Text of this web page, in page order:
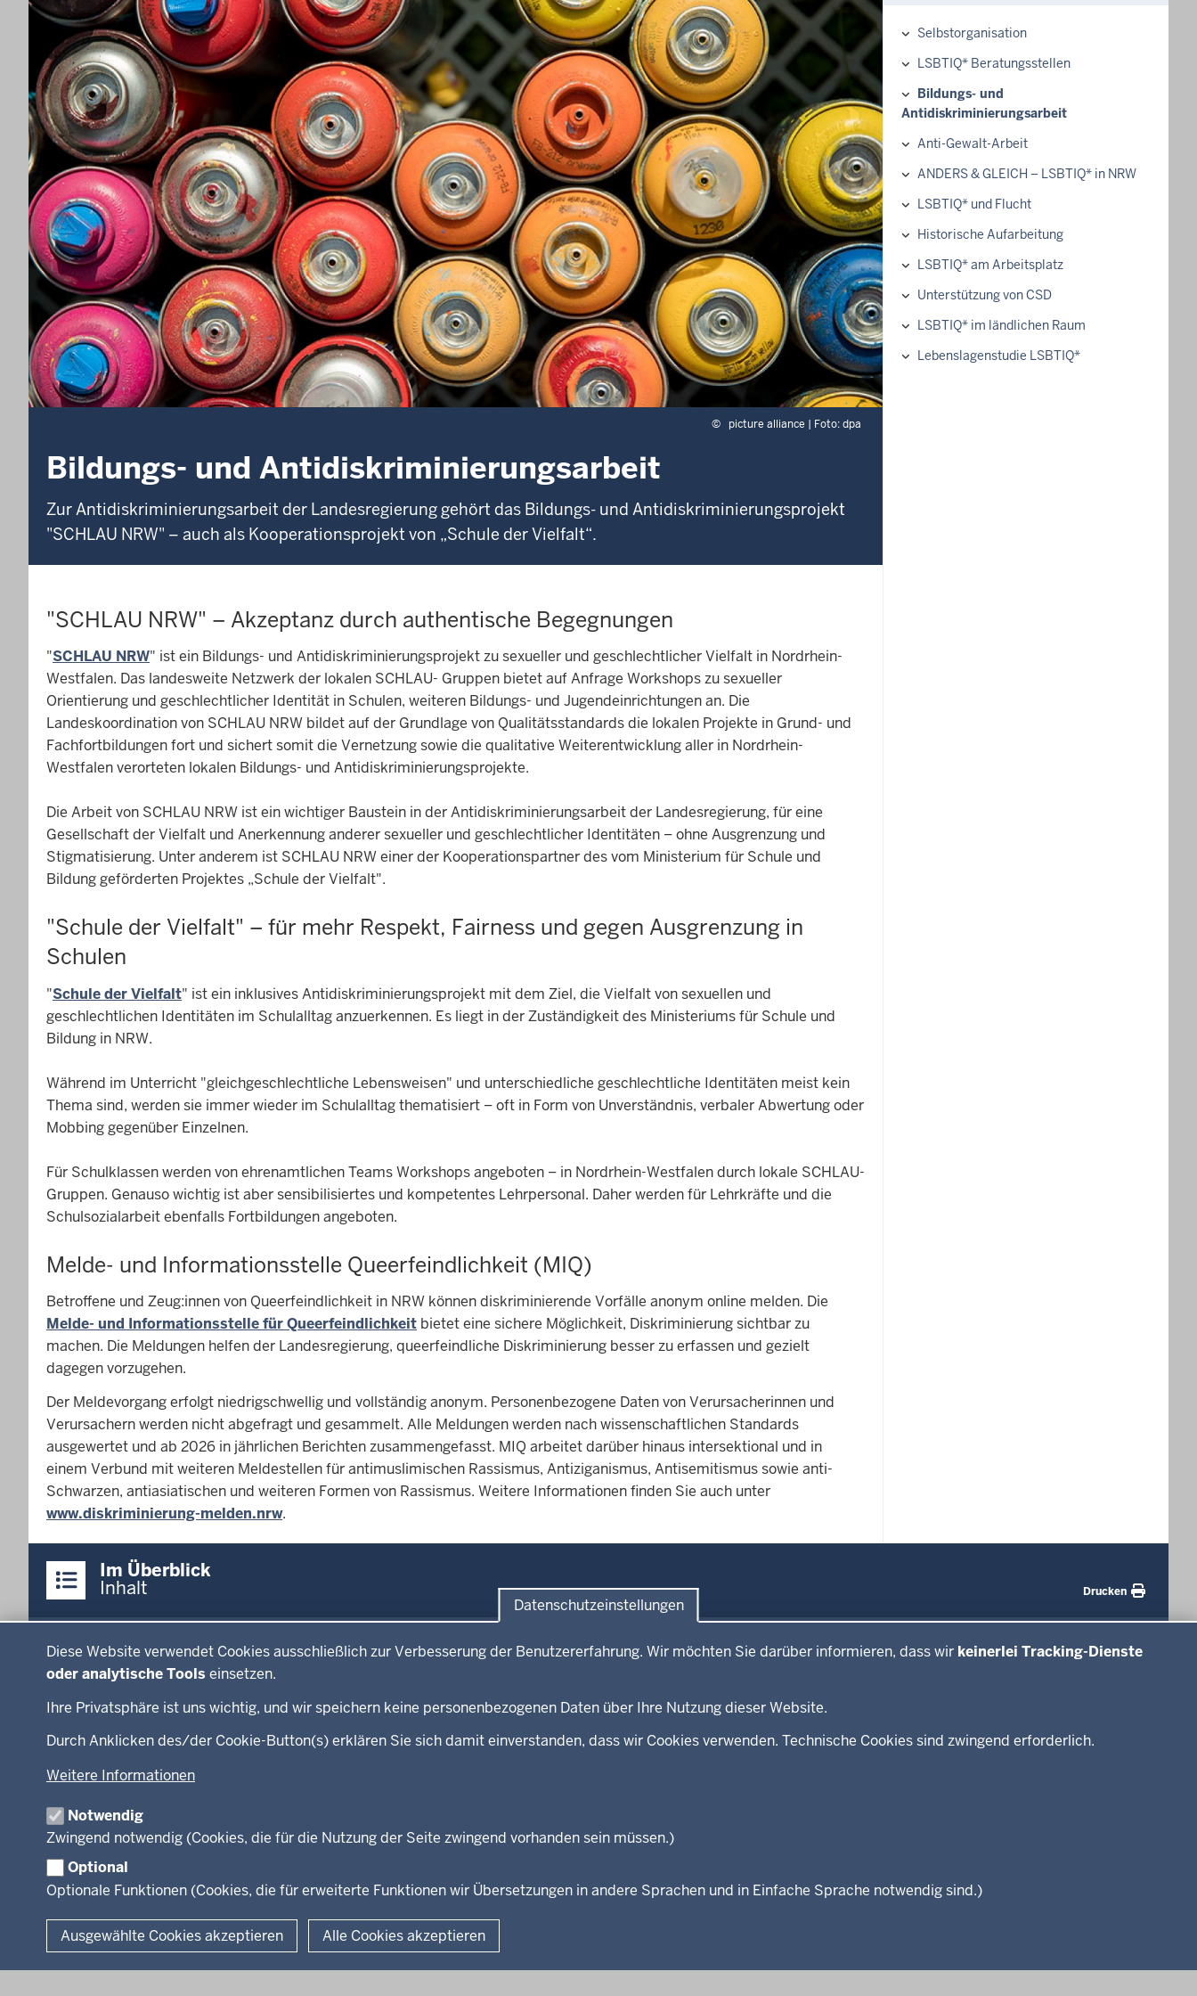
Datenschutzeinstellungen
Diese Website verwendet Cookies ausschließlich zur Verbesserung der Benutzererfahrung. Wir möchten Sie darüber informieren, dass wir keinerlei Tracking-Dienste
oder analytische Tools einsetzen.
Ihre Privatsphäre ist uns wichtig, und wir speichern keine personenbezogenen Daten über Ihre Nutzung dieser Website.
Durch Anklicken des/der Cookie-Button(s) erklären Sie sich damit einverstanden, dass wir Cookies verwenden. Technische Cookies sind zwingend erforderlich.
Weitere Informationen
Notwendig
Zwingend notwendig (Cookies, die für die Nutzung der Seite zwingend vorhanden sein müssen.)
Optional
Optionale Funktionen (Cookies, die für erweiterte Funktionen wir Übersetzungen in andere Sprachen und in Einfache Sprache notwendig sind.)
Ausgewählte Cookies akzeptieren Alle Cookies akzeptieren
© picture alliance | Foto: dpa
Bildungs- und Antidiskriminierungsarbeit
Zur Antidiskriminierungsarbeit der Landesregierung gehört das Bildungs- und Antidiskriminierungsprojekt
"SCHLAU NRW" – auch als Kooperationsprojekt von „Schule der Vielfalt“.
"SCHLAU NRW" – Akzeptanz durch authentische Begegnungen
"SCHLAU NRW" ist ein Bildungs- und Antidiskriminierungsprojekt zu sexueller und geschlechtlicher Vielfalt in Nordrhein-
Westfalen. Das landesweite Netzwerk der lokalen SCHLAU- Gruppen bietet auf Anfrage Workshops zu sexueller
Orientierung und geschlechtlicher Identität in Schulen, weiteren Bildungs- und Jugendeinrichtungen an. Die
Landeskoordination von SCHLAU NRW bildet auf der Grundlage von Qualitätsstandards die lokalen Projekte in Grund- und
Fachfortbildungen fort und sichert somit die Vernetzung sowie die qualitative Weiterentwicklung aller in Nordrhein-
Westfalen verorteten lokalen Bildungs- und Antidiskriminierungsprojekte.
Die Arbeit von SCHLAU NRW ist ein wichtiger Baustein in der Antidiskriminierungsarbeit der Landesregierung, für eine
Gesellschaft der Vielfalt und Anerkennung anderer sexueller und geschlechtlicher Identitäten – ohne Ausgrenzung und
Stigmatisierung. Unter anderem ist SCHLAU NRW einer der Kooperationspartner des vom Ministerium für Schule und
Bildung geförderten Projektes „Schule der Vielfalt".
"Schule der Vielfalt" – für mehr Respekt, Fairness und gegen Ausgrenzung in
Schulen
"Schule der Vielfalt" ist ein inklusives Antidiskriminierungsprojekt mit dem Ziel, die Vielfalt von sexuellen und
geschlechtlichen Identitäten im Schulalltag anzuerkennen. Es liegt in der Zuständigkeit des Ministeriums für Schule und
Bildung in NRW.
Während im Unterricht "gleichgeschlechtliche Lebensweisen" und unterschiedliche geschlechtliche Identitäten meist kein
Thema sind, werden sie immer wieder im Schulalltag thematisiert – oft in Form von Unverständnis, verbaler Abwertung oder
Mobbing gegenüber Einzelnen.
Für Schulklassen werden von ehrenamtlichen Teams Workshops angeboten – in Nordrhein-Westfalen durch lokale SCHLAU-
Gruppen. Genauso wichtig ist aber sensibilisiertes und kompetentes Lehrpersonal. Daher werden für Lehrkräfte und die
Schulsozialarbeit ebenfalls Fortbildungen angeboten.
Melde- und Informationsstelle Queerfeindlichkeit (MIQ)
Betroffene und Zeug:innen von Queerfeindlichkeit in NRW können diskriminierende Vorfälle anonym online melden. Die
Melde- und Informationsstelle für Queerfeindlichkeit bietet eine sichere Möglichkeit, Diskriminierung sichtbar zu
machen. Die Meldungen helfen der Landesregierung, queerfeindliche Diskriminierung besser zu erfassen und gezielt
dagegen vorzugehen.
Der Meldevorgang erfolgt niedrigschwellig und vollständig anonym. Personenbezogene Daten von Verursacherinnen und
Verursachern werden nicht abgefragt und gesammelt. Alle Meldungen werden nach wissenschaftlichen Standards
ausgewertet und ab 2026 in jährlichen Berichten zusammengefasst. MIQ arbeitet darüber hinaus intersektional und in
einem Verbund mit weiteren Meldestellen für antimuslimischen Rassismus, Antiziganismus, Antisemitismus sowie anti-
Schwarzen, antiasiatischen und weiteren Formen von Rassismus. Weitere Informationen finden Sie auch unter
www.diskriminierung-melden.nrw.
Selbstorganisation
LSBTIQ* Beratungsstellen
Bildungs- und
Antidiskriminierungsarbeit
Anti-Gewalt-Arbeit
ANDERS & GLEICH – LSBTIQ* in NRW
LSBTIQ* und Flucht
Historische Aufarbeitung
LSBTIQ* am Arbeitsplatz
Unterstützung von CSD
LSBTIQ* im ländlichen Raum
Lebenslagenstudie LSBTIQ*
Inhalte
Im Überblick
Inhalt Drucken
Menü
in
der
Menü
Ministerium
Jugend
Familie
Gleichstellung
Integration
Presse
Fotos
RSS-Feeds
Service
Newsletter
Kontakt
Instagram-Links
#WTFuture